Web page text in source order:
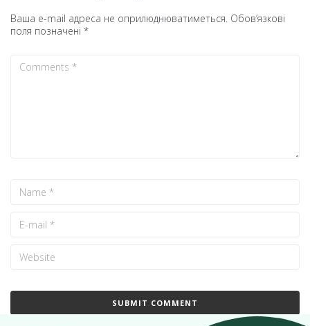
Ваша e-mail адреса не оприлюднюватиметься. Обов’язкові
поля позначені *